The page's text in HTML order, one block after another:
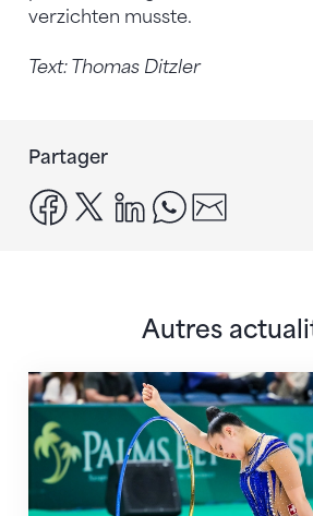
verzichten musste.
Text: Thomas Ditzler
Partager
facebook
x linkedinwhatsapp
Autres
Prochaine étape : les